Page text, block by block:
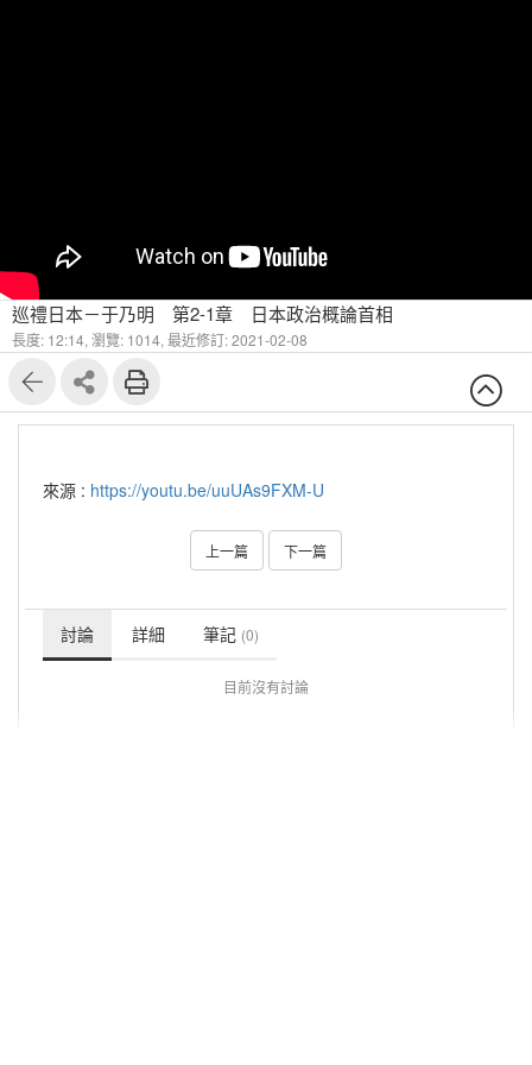
巡禮日本－于乃明 第2-1章 日本政治概論首相
長度: 12:14, 瀏覽: 1014, 最近修訂: 2021-02-08
來源 : https://youtu.be/uuUAs9FXM-U
上一篇 下一篇
討論 詳細 筆記 (0)
目前沒有討論